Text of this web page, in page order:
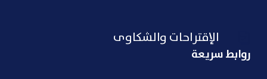
الإقتراحات والشكاوى
سريعة